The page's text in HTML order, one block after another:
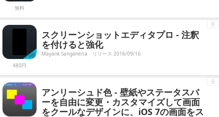
無料
480円
スクリーンショットエディタプロ - 注釈
を付けると強化
Mayank Sanganeria リリース 2016/09/16
8
アンリーシュド色 - 壁紙やステータスバ
ーを自由に変更・カスタマイズして画面
をクールなデザインに、iOS 7の画面をス
9